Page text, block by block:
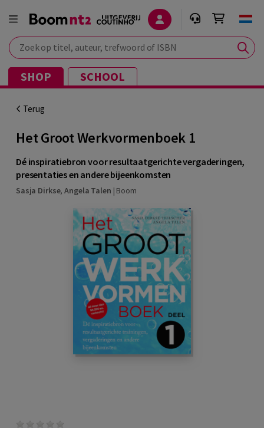
Zoek op titel, auteur, trefwoord of ISBN
SHOP SCHOOL
Terug
Het Groot Werkvormenboek 1
Dé inspiratiebron voor resultaatgerichte vergaderingen,
presentaties en andere bijeenkomsten
Sasja Dirkse,Angela Talen | Boom